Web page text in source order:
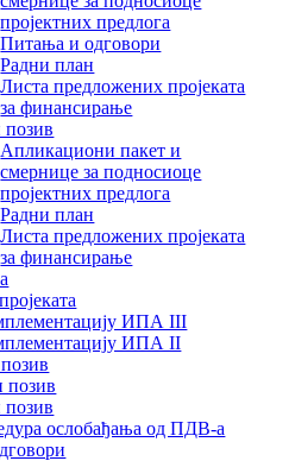
пројектних предлога
Питања и одговори
Радни план
Листа предложених пројеката
за финансирање
позив
Апликациони пакет и
смернице за подносиоце
пројектних предлога
Радни план
Листа предложених пројеката
за финансирање
ИПА III
ИПА II
позив
позив
ослобађања од ПДВ-а